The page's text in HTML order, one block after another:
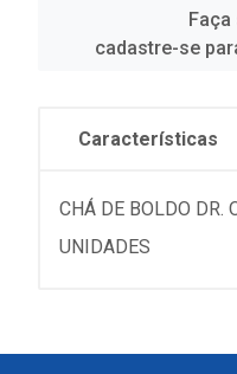
cadastre-se
Características
CHÁ DE BOLDO DR.
UNIDADES